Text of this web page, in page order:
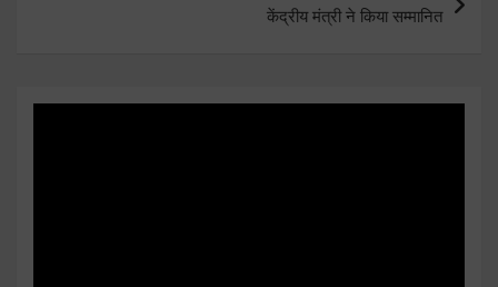
केंद्रीय मंत्री ने किया सम्मानित